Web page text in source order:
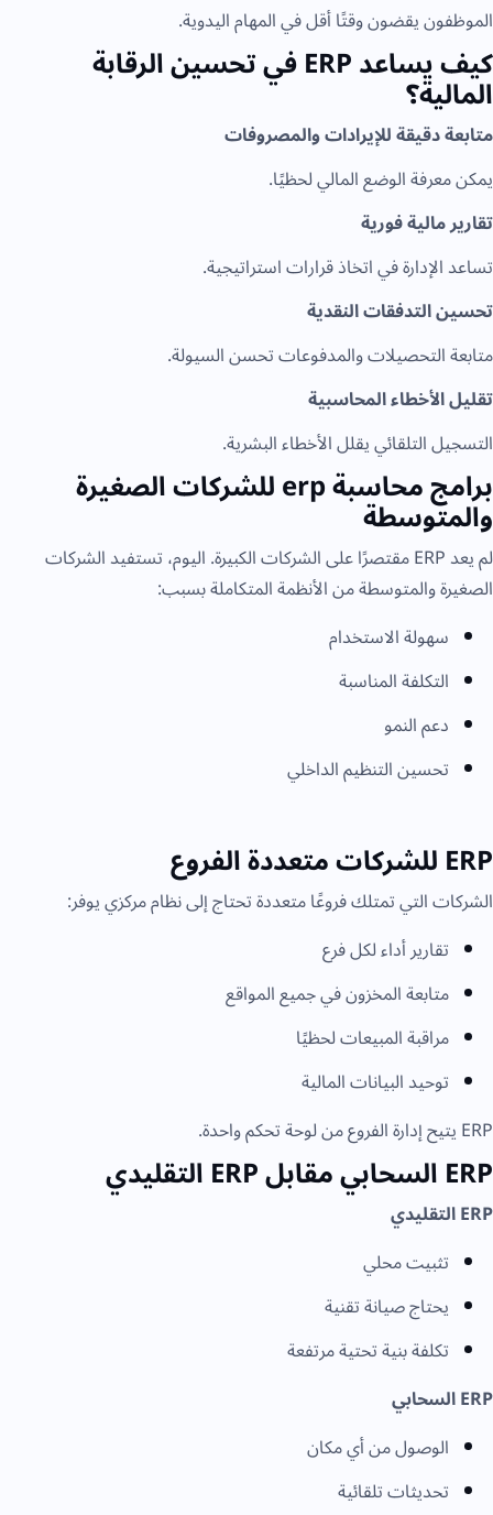
الموظفون يقضون وقتًا أقل في المهام اليدوية.
كيف يساعد ERP في تحسين الرقابة
المالية؟
متابعة دقيقة للإيرادات والمصروفات
يمكن معرفة الوضع المالي لحظيًا.
تقارير مالية فورية
تساعد الإدارة في اتخاذ قرارات استراتيجية.
تحسين التدفقات النقدية
متابعة التحصيلات والمدفوعات تحسن السيولة.
تقليل الأخطاء المحاسبية
التسجيل التلقائي يقلل الأخطاء البشرية.
برامج محاسبة erp للشركات الصغيرة
والمتوسطة
لم يعد ERP مقتصرًا على الشركات الكبيرة. اليوم، تستفيد الشركات
الصغيرة والمتوسطة من الأنظمة المتكاملة بسبب:
سهولة الاستخدام
التكلفة المناسبة
دعم النمو
تحسين التنظيم الداخلي
ERP للشركات متعددة الفروع
الشركات التي تمتلك فروعًا متعددة تحتاج إلى نظام مركزي يوفر:
تقارير أداء لكل فرع
متابعة المخزون في جميع المواقع
مراقبة المبيعات لحظيًا
توحيد البيانات المالية
ERP يتيح إدارة الفروع من لوحة تحكم واحدة.
ERP السحابي مقابل ERP التقليدي
ERP التقليدي
تثبيت محلي
يحتاج صيانة تقنية
تكلفة بنية تحتية مرتفعة
ERP السحابي
الوصول من أي مكان
تحديثات تلقائية